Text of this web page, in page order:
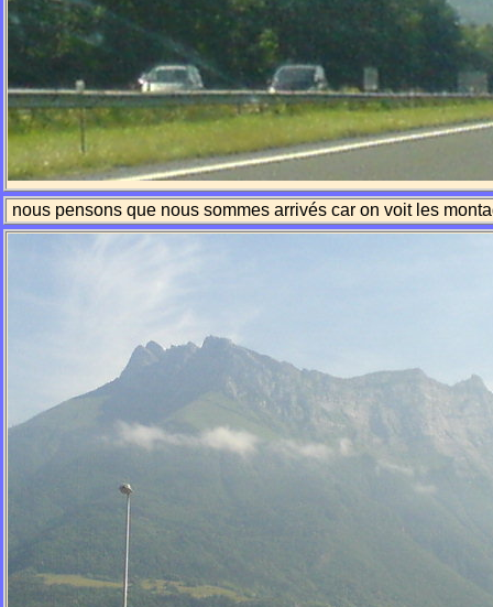
nous pensons que nous sommes arrivés car on voit les